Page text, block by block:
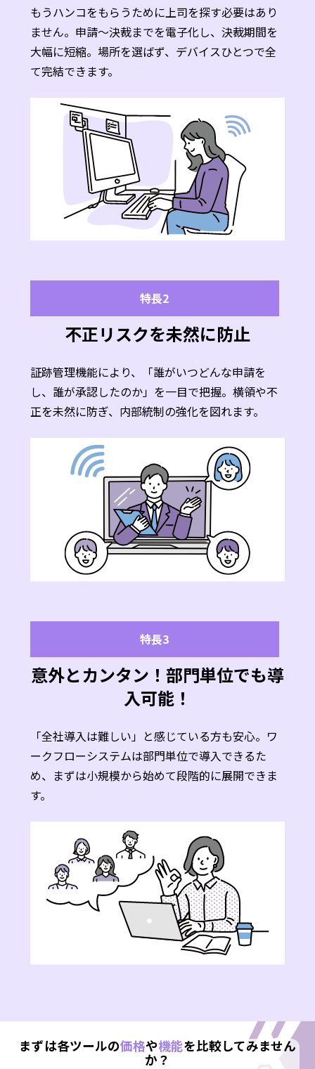
もうハンコをもらうために上司を探す必要はあり
ません。申請〜決裁までを電子化し、決裁期間を
大幅に短縮。場所を選ばず、デバイスひとつで全
て完結できます。
特長2
不正リスクを未然に防止
証跡管理機能により、「誰がいつどんな申請を
し、誰が承認したのか」を一目で把握。横領や不
正を未然に防ぎ、内部統制の強化を図れます。
特長3
意外とカンタン！部門単位でも導
入可能！
「全社導入は難しい」と感じている方も安心。ワ
ークフローシステムは部門単位で導入できるた
め、まずは小規模から始めて段階的に展開できま
す。
まずは各ツールの価格や機能を比較してみません
か？